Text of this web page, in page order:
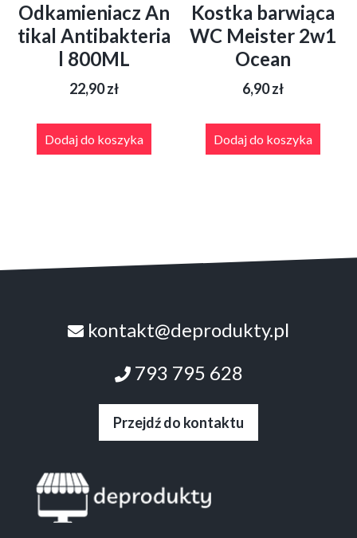
Odkamieniacz An
tikal Antibakteria
l 800ML
22,90zł
Dodaj do koszyka
Kostka barwiąca
WC Meister 2w1
Ocean
6,90zł
Dodaj do koszyka
kontakt@deprodukty.pl
793 795 628
Przejdź do kontaktu